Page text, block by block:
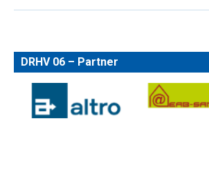
DRHV 06 – Partner